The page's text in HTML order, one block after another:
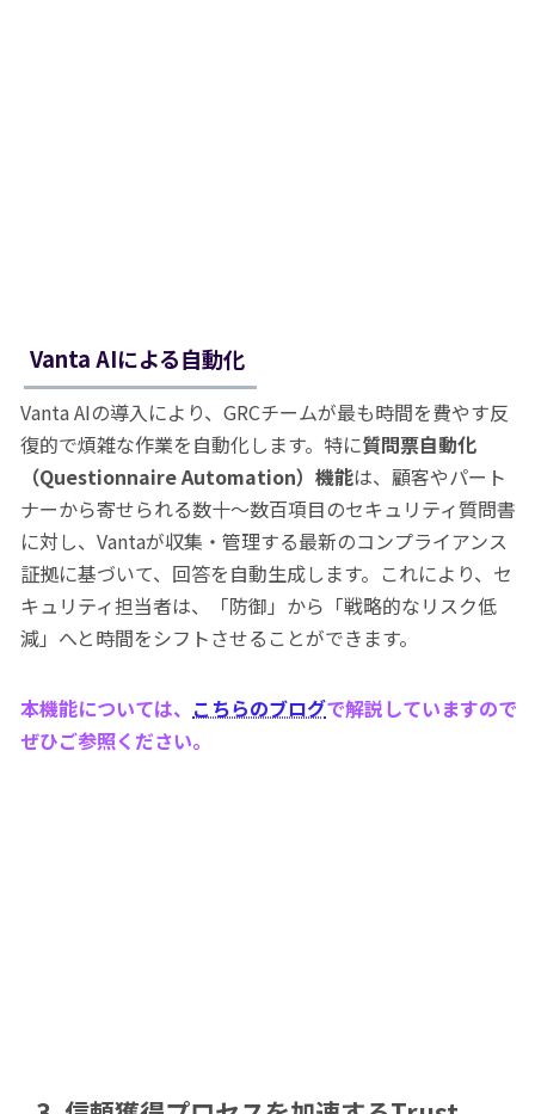
Vanta AIによる自動化
Vanta AIの導入により、GRCチームが最も時間を費やす反
復的で煩雑な作業を自動化します。特に質問票自動化
（Questionnaire Automation）機能は、顧客やパート
ナーから寄せられる数十〜数百項目のセキュリティ質問書
に対し、Vantaが収集・管理する最新のコンプライアンス
証拠に基づいて、回答を自動生成します。これにより、セ
キュリティ担当者は、「防御」から「戦略的なリスク低
減」へと時間をシフトさせることができます。
本機能については、 こちらのブログで解説していますので
ぜひご参照ください。